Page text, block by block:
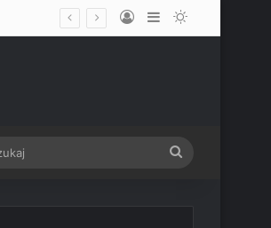
Log InSidebarSwitch skin
skin